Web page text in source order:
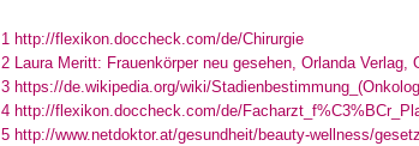
1 http://flexikon.doccheck.com/de/Chirurgie
2 Laura Meritt: Frauenkörper neu gesehen, Orlanda Verlag,
3 https://de.wikipedia.org/wiki/
4 http://flexikon.doccheck.com/de/
5 http://www.netdoktor.at/gesundheit/beauty-wellness/